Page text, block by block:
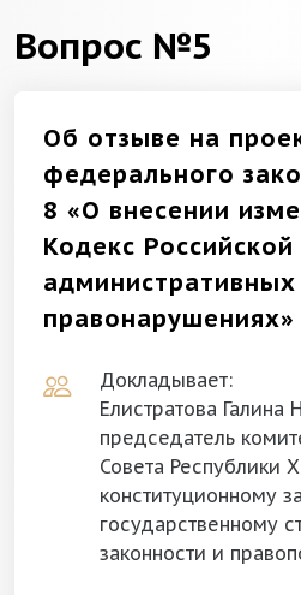
Вопрос №5
Об отзыве на
федерального
8 «О внесении
Кодекс
административных
правонарушениях»
Докладывает:
Елистратова Галина
председатель
Совета Республики
конституционному
государственному
законности и